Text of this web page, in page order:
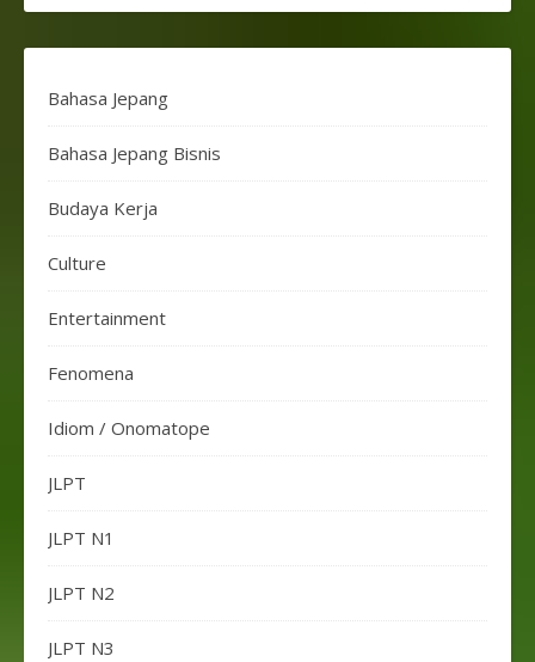
Bahasa Jepang
Bahasa Jepang Bisnis
Budaya Kerja
Culture
Entertainment
Fenomena
Idiom / Onomatope
JLPT
JLPT N1
JLPT N2
JLPT N3